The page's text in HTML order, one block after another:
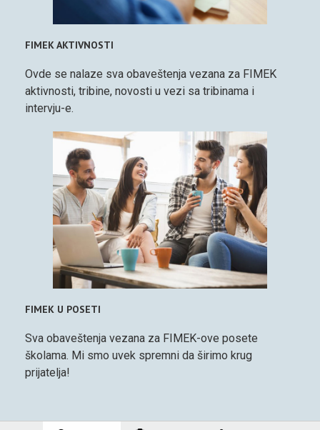
FIMEK AKTIVNOSTI
Ovde se nalaze sva obaveštenja vezana za FIMEK
aktivnosti, tribine, novosti u vezi sa tribinama i
intervju-e.
FIMEK U POSETI
Sva obaveštenja vezana za FIMEK-ove posete
školama. Mi smo uvek spremni da širimo krug
prijatelja!